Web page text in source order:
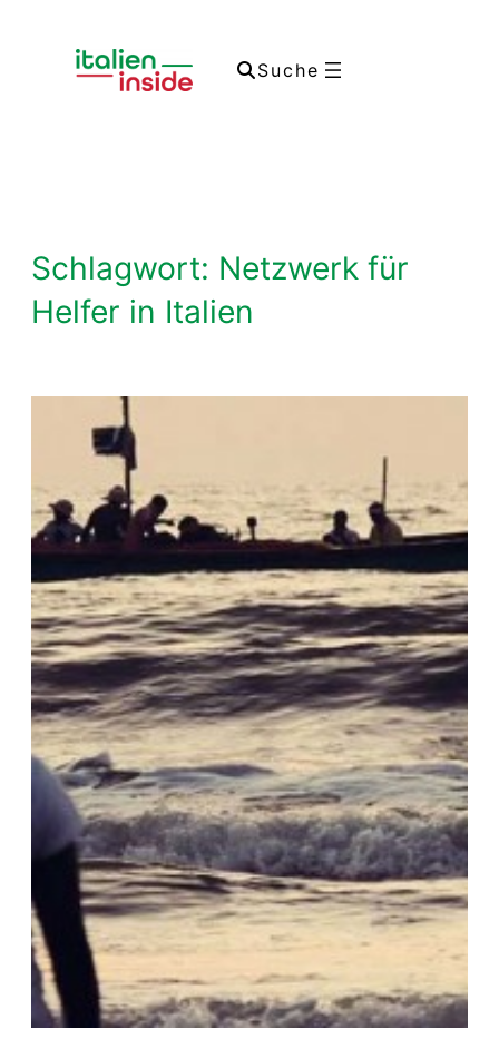
springen
Suche
Schlagwort: Netzwerk für
Helfer in Italien